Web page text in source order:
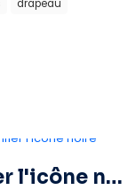
drapeau
Vérifier l'icône noire